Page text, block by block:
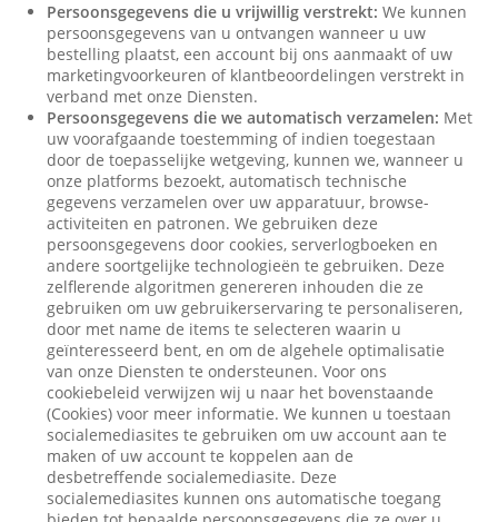
Persoonsgegevens die u vrijwillig verstrekt: We kunnen
persoonsgegevens van u ontvangen wanneer u uw
bestelling plaatst, een account bij ons aanmaakt of uw
marketingvoorkeuren of klantbeoordelingen verstrekt in
verband met onze Diensten.
Persoonsgegevens die we automatisch verzamelen: Met
uw voorafgaande toestemming of indien toegestaan
door de toepasselijke wetgeving, kunnen we, wanneer u
onze platforms bezoekt, automatisch technische
gegevens verzamelen over uw apparatuur, browse-
activiteiten en patronen. We gebruiken deze
persoonsgegevens door cookies, serverlogboeken en
andere soortgelijke technologieën te gebruiken. Deze
zelflerende algoritmen genereren inhouden die ze
gebruiken om uw gebruikerservaring te personaliseren,
door met name de items te selecteren waarin u
geïnteresseerd bent, en om de algehele optimalisatie
van onze Diensten te ondersteunen. Voor ons
cookiebeleid verwijzen wij u naar het bovenstaande
(Cookies) voor meer informatie. We kunnen u toestaan
socialemediasites te gebruiken om uw account aan te
maken of uw account te koppelen aan de
desbetreffende socialemediasite. Deze
socialemediasites kunnen ons automatische toegang